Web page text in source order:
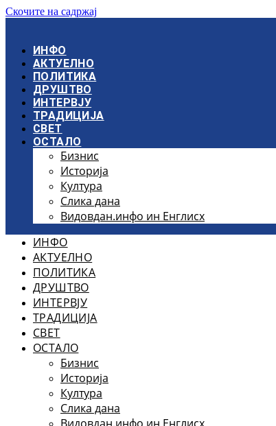
Скочите на садржај
ИНФО
АКТУЕЛНО
ПОЛИТИКА
ДРУШТВО
ИНТЕРВЈУ
ТРАДИЦИЈА
СВЕТ
ОСТАЛО
Бизнис
Историја
Култура
Слика дана
Видовдан.инфо ин Енглисх
ИНФО
АКТУЕЛНО
ПОЛИТИКА
ДРУШТВО
ИНТЕРВЈУ
ТРАДИЦИЈА
СВЕТ
ОСТАЛО
Бизнис
Историја
Култура
Слика дана